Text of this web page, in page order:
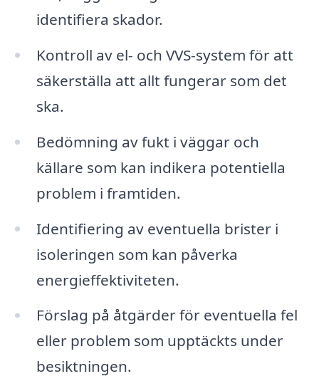
identifiera skador.
Kontroll av el- och VVS-system för att
säkerställa att allt fungerar som det
ska.
Bedömning av fukt i väggar och
källare som kan indikera potentiella
problem i framtiden.
Identifiering av eventuella brister i
isoleringen som kan påverka
energieffektiviteten.
Förslag på åtgärder för eventuella fel
eller problem som upptäckts under
besiktningen.